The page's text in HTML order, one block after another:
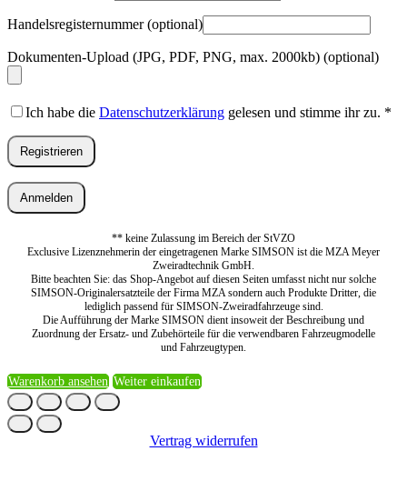
Handelsregisternummer(optional)
Dokumenten-Upload (JPG, PDF, PNG, max. 2000kb) (optional)
Ich habe die Datenschutzerklärung gelesen und stimme ihr zu. *
Registrieren
Anmelden
** keine Zulassung im Bereich der StVZO
Exclusive Lizenznehmerin der eingetragenen Marke SIMSON ist die MZA Meyer
Zweiradtechnik GmbH.
Bitte beachten Sie: das Shop-Angebot auf diesen Seiten umfasst nicht nur solche
SIMSON-Originalersatzteile der Firma MZA sondern auch Produkte Dritter, die
lediglich passend für SIMSON-Zweiradfahrzeuge sind.
Die Aufführung der Marke SIMSON dient insoweit der Beschreibung und
Zuordnung der Ersatz- und Zubehörteile für die verwendbaren Fahrzeugmodelle
und Fahrzeugtypen.
Warenkorb ansehen Weiter einkaufen
Vertrag widerrufen